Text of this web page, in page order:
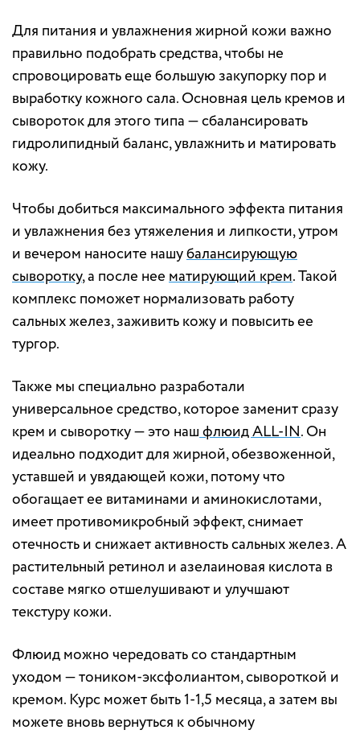
Для питания и увлажнения жирной кожи важно
правильно подобрать средства, чтобы не
спровоцировать еще большую закупорку пор и
выработку кожного сала. Основная цель кремов и
сывороток для этого типа — сбалансировать
гидролипидный баланс, увлажнить и матировать
кожу.
Чтобы добиться максимального эффекта питания
и увлажнения без утяжеления и липкости, утром
и вечером наносите нашубалансирующую
сыворотку, а после неематирующий крем. Такой
комплекс поможет нормализовать работу
сальных желез, заживить кожу и повысить ее
тургор.
Также мы специально разработали
универсальное средство, которое заменит сразу
крем и сыворотку — это нашфлюид ALL-IN. Он
идеально подходит для жирной, обезвоженной,
уставшей и увядающей кожи, потому что
обогащает ее витаминами и аминокислотами,
имеет противомикробный эффект, снимает
отечность и снижает активность сальных желез. А
растительный ретинол и азелаиновая кислота в
составе мягко отшелушивают и улучшают
текстуру кожи.
Флюид можно чередовать со стандартным
уходом — тоником-эксфолиантом, сывороткой и
кремом. Курс может быть 1-1,5 месяца, а затем вы
можете вновь вернуться к обычному